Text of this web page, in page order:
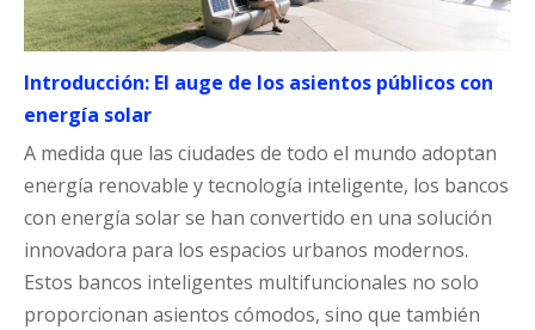
Introducción: El auge de los asientos públicos con
energía solar
A medida que las ciudades de todo el mundo adoptan
energía renovable y tecnología inteligente, los bancos
con energía solar se han convertido en una solución
innovadora para los espacios urbanos modernos.
Estos bancos inteligentes multifuncionales no solo
proporcionan asientos cómodos, sino que también